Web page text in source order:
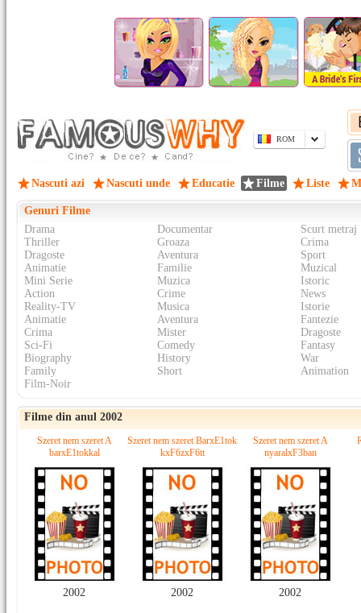
ROM
Nascuti azi Nascuti unde Educatie Filme Liste
Genuri Filme
Drama
Documentar
Scurt metraj
Thriller
Groaza
Crima
Dragoste
Aventura
Sport
Animatie
Familie
Muzical
Mini Serie
Muzica
Istoric
Action
Crime
News
Reality-TV
Musica
Istorie
Animatie
Aventura
Fantezie
Crima
Mister
Dragoste
Sci-Fi
Comedy
Fantasy
Biography
History
War
Family
Short
Animation
Film-Noir
Filme din anul 2002
Szeret nem szeret A
barxE1tokkal
2002
Szeret nem szeret BarxE1tok
kxF6zxF6tt
2002
Szeret nem szeret A
nyaralxF3ban
2002